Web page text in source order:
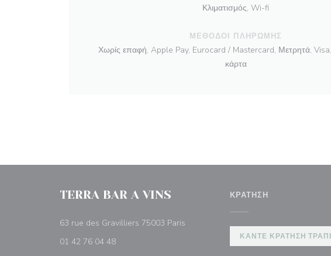
Κλιματισμός, Wi-fi
ΜΈΘΟΔΟΙ ΠΛΗΡΩΜΉΣ
Χωρίς επαφή, Apple Pay, Eurocard / Mastercard, Μετρητά,
κάρτα
TERRA BAR A VINS
63 rue des Gravilliers 75003 Paris
01 42 76 04 48
ΚΡΆΤΗΣΗ
ΚΆΝΤΕ ΚΡΆΤΗΣΗ